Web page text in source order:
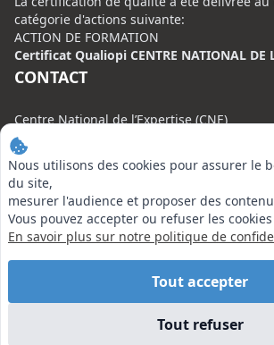
Nous utilisons des cookies pour assurer le
du site,
mesurer l'audience et proposer des
Vous pouvez accepter ou refuser les
En savoir plus sur notre politique de
Tout accepter
Tout refuser
catégorie d'actions suivante:
ACTION DE FORMATION
Certificat Qualiopi CENTRE NATIONAL DE
CONTACT
Centre National de l’Expertise (CNE)
20 rue Henri Regnault, 75008 Paris
N°VERT : 0800 00 80 89
EN SAVOIR PLUS
Liens utiles